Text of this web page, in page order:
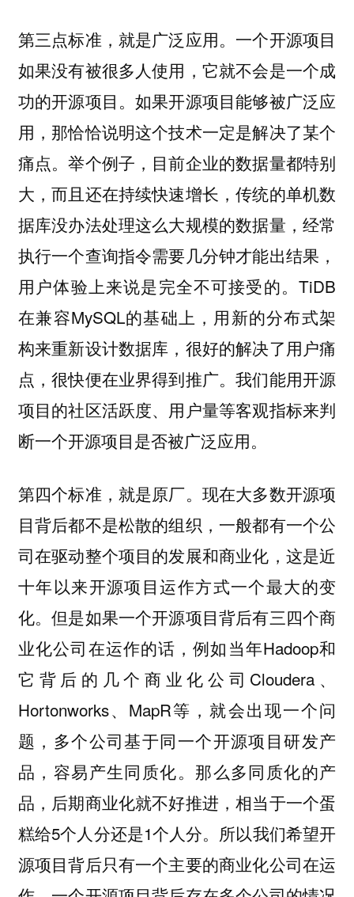
第三点标准，就是广泛应用。 一个开源项目
如果没有被很多人使用，它就不会是一个成
功的开源项目。如果开源项目能够被广泛应
用，那恰恰说明这个技术一定是解决了某个
痛点。举个例子，目前企业的数据量都特别
大，而且还在持续快速增长，传统的单机数
据库没办法处理这么大规模的数据量，经常
执行一个查询指令需要几分钟才能出结果，
用户体验上来说是完全不可接受的。TiDB
在兼容MySQL的基础上，用新的分布式架
构来重新设计数据库，很好的解决了用户痛
点，很快便在业界得到推广。我们能用开源
项目的社区活跃度、用户量等客观指标来判
断一个开源项目是否被广泛应用。
第四个标准，就是原厂。 现在大多数开源项
目背后都不是松散的组织，一般都有一个公
司在驱动整个项目的发展和商业化，这是近
十年以来开源项目运作方式一个最大的变
化。但是如果一个开源项目背后有三四个商
业化公司在运作的话，例如当年Hadoop和
它背后的几个商业化公司Cloudera、
Hortonworks、MapR等，就会出现一个问
题，多个公司基于同一个开源项目研发产
品，容易产生同质化。那么多同质化的产
品，后期商业化就不好推进，相当于一个蛋
糕给5个人分还是1个人分。所以我们希望开
源项目背后只有一个主要的商业化公司在运